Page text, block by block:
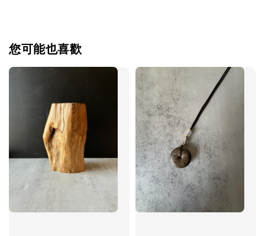
您可能也喜歡